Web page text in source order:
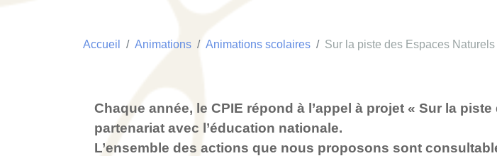
Accueil Animations Animations scolaires Sur la piste des Espaces
Chaque année, le CPIE répond à l’appel à projet « Sur la
partenariat avec l’éducation nationale.
L’ensemble des actions que nous proposons sont